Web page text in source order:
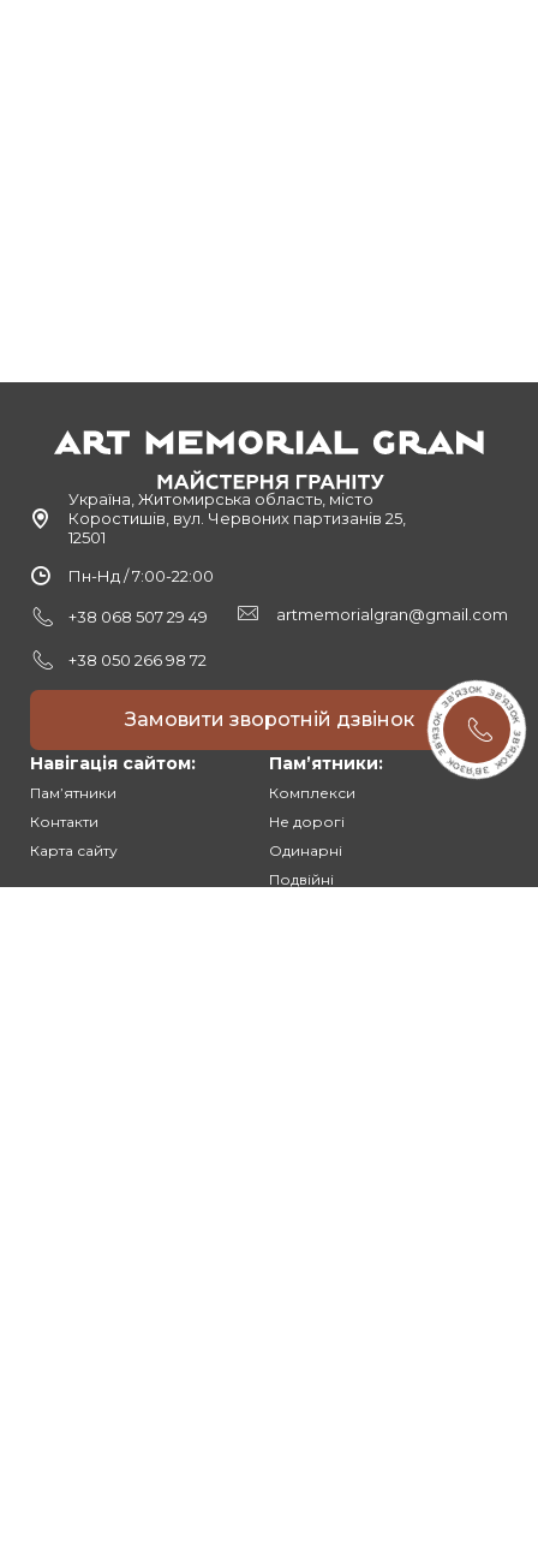
Україна, Житомирська область, місто
Коростишів, вул. Червоних партизанів 25,
12501
Пн-Нд / 7:00-22:00
+38 068 507 29 49
+38 050 266 98 72
artmemorialgran@gmail.com
Замовити зворотній дзвінок
Навігація сайтом:
Памʼятники
Контакти
Карта сайту
Памʼятники:
Комплекси
Не дорогі
Одинарні
Подвійні